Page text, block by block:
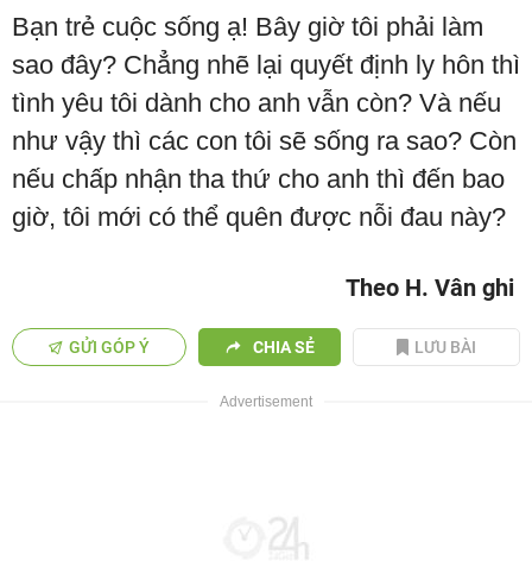
Bạn trẻ cuộc sống ạ! Bây giờ tôi phải làm
sao đây? Chẳng nhẽ lại quyết định ly hôn thì
tình yêu tôi dành cho anh vẫn còn? Và nếu
như vậy thì các con tôi sẽ sống ra sao? Còn
nếu chấp nhận tha thứ cho anh thì đến bao
giờ, tôi mới có thể quên được nỗi đau này?
Theo H. Vân ghi
GỬI GÓP Ý CHIA SẺ LƯU BÀI